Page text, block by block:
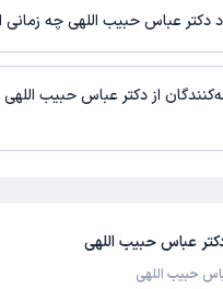
اطلاعات دقیق‌تر، لطفاً با مطب تماس
دکتر عباس حبیب اللهی چه
با هماهنگی مطب مشخص می‌شود.
از دکتر عباس حبیب
عباس حبیب اللهی
حبیب اللهی